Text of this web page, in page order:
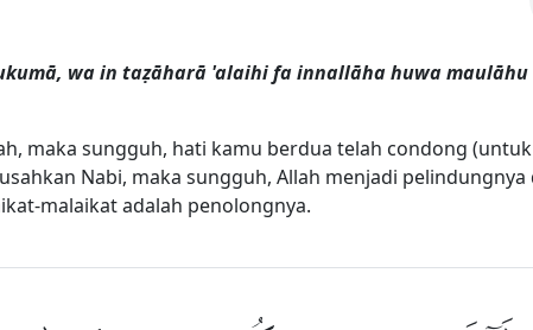
wa in taẓāharā 'alaihi fa innallāha huwa
maka sungguh, hati kamu berdua telah condong
Nabi, maka sungguh, Allah menjadi
malaikat adalah penolongnya.